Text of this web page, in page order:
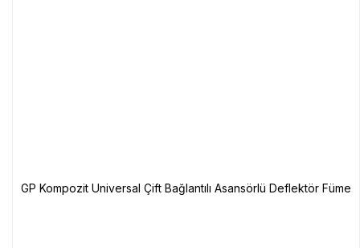
GP Kompozit Universal Çift Bağlantılı Asansörlü Deflektör Füme